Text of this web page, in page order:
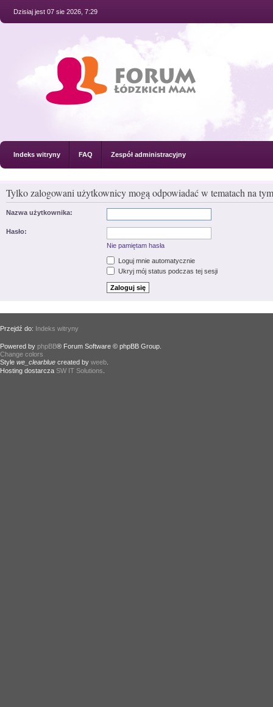
Dzisiaj jest 07 sie 2026, 7:29
Indeks witryny FAQ Zespół administracyjny
Tylko zalogowani użytkownicy mogą odpowiadać w tematach na
Nazwa użytkownika:
Hasło:
Nie pamiętam hasła
Loguj mnie automatycznie
Ukryj mój status podczas tej sesji
Przejdź do: Indeks witryny
Powered by phpBB® Forum Software © phpBB Group.
Change colors
Style we_clearblue created by weeb
Hosting dostarcza SW IT Solutions